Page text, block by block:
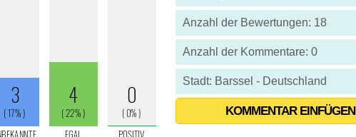
Anzahl der Bewertungen: 18
Anzahl der Kommentare: 0
Stadt: Barssel - Deutschland
KOMMENTAR EINFÜGEN